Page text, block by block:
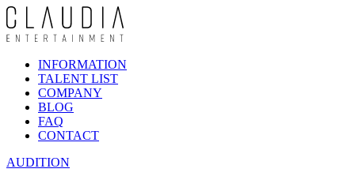
INFORMATION
TALENT LIST
COMPANY
BLOG
FAQ
CONTACT
AUDITION